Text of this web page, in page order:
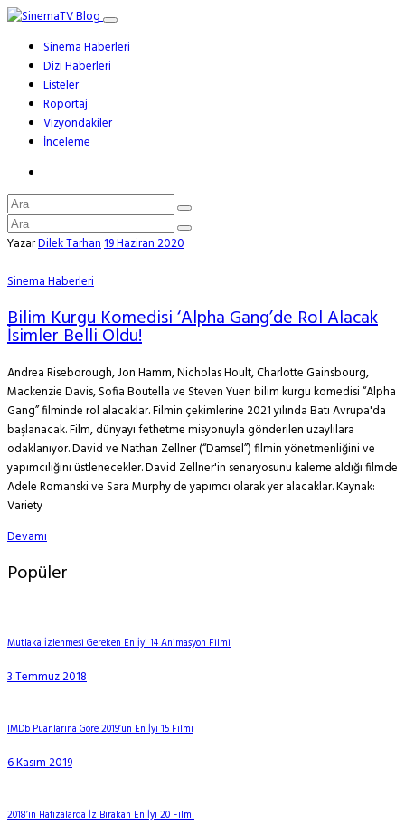
Sinema Haberleri
Dizi Haberleri
Listeler
Röportaj
Vizyondakiler
İnceleme
YazarDilek Tarhan19 Haziran 2020
Sinema Haberleri
Bilim Kurgu Komedisi ‘Alpha Gang’de Rol Alacak
İsimler Belli Oldu!
Andrea Riseborough, Jon Hamm, Nicholas Hoult, Charlotte Gainsbourg,
Mackenzie Davis, Sofia Boutella ve Steven Yuen bilim kurgu komedisi “Alpha
Gang” filminde rol alacaklar. Filmin çekimlerine 2021 yılında Batı Avrupa'da
başlanacak. Film, dünyayı fethetme misyonuyla gönderilen uzaylılara
odaklanıyor. David ve Nathan Zellner (“Damsel”) filmin yönetmenliğini ve
yapımcılığını üstlenecekler. David Zellner'in senaryosunu kaleme aldığı filmde
Adele Romanski ve Sara Murphy de yapımcı olarak yer alacaklar. Kaynak:
Variety
Devamı
Popüler
Mutlaka İzlenmesi Gereken En İyi 14 Animasyon Filmi
3 Temmuz 2018
IMDb Puanlarına Göre 2019’un En İyi 15 Filmi
6 Kasım 2019
2018’in Hafızalarda İz Bırakan En İyi 20 Filmi